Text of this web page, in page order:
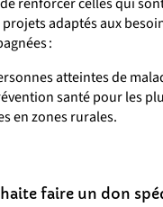
adaptés aux
:
atteintes de
santé pour les
en zones rurales.
faire un don